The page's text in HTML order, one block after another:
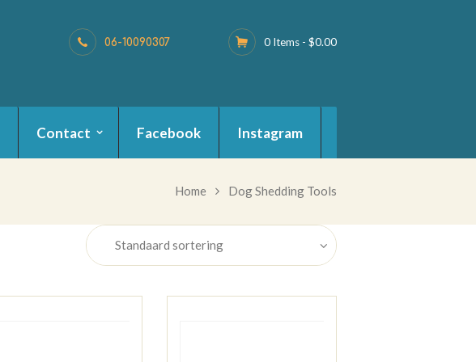
06-10090307 0 Items - $0.00
Contact Facebook Instagram
Home Dog Shedding Tools